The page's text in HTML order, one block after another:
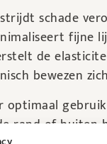
schade
fijne
de
bewezen
optimaal
rand of buiten